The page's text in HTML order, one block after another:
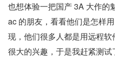
也想体验一把国产 3A 大作的
ac 的朋友，看看他们是怎样
现，他们很多人都是用远程
很大的兴趣，于是我赶紧测试